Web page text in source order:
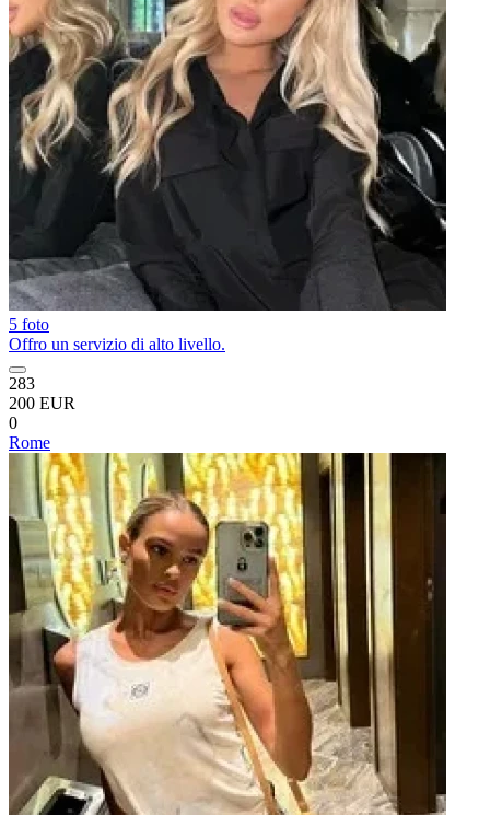
5 foto
Offro un servizio di alto livello.
283
200 EUR
0
Rome